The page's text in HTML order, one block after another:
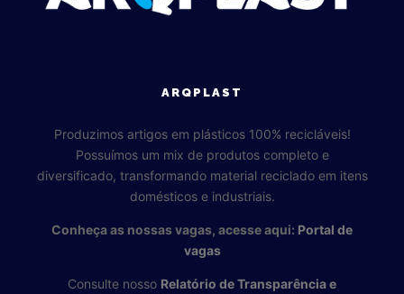
ARQPLAST
Produzimos artigos em plásticos 100% recicláveis!
Possuímos um mix de produtos completo e
diversificado, transformando material reciclado em itens
domésticos e industriais.
Conheça as nossas vagas, acesse aqui: Portal de
vagas
Consulte nosso Relatório de Transparência e